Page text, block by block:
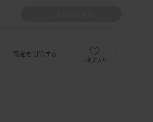
設定を削除する
お気に入り